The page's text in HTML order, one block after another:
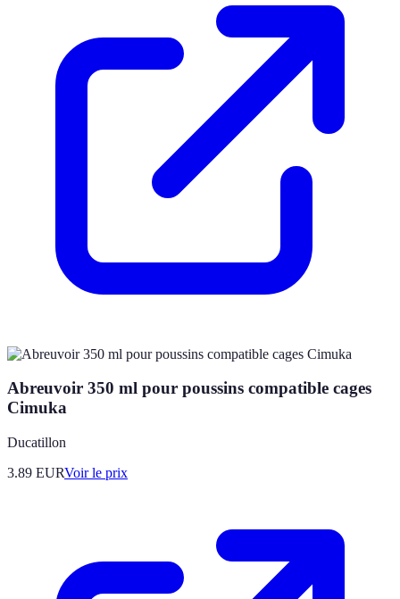
Abreuvoir 350 ml pour poussins compatible cages
Cimuka
Ducatillon
3.89 EURVoir le prix